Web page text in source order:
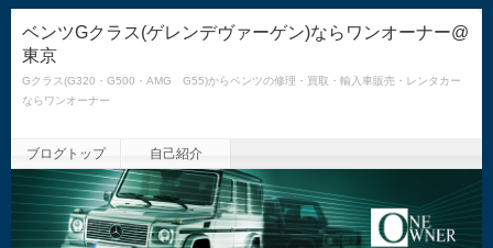
ベンツGクラス(ゲレンデヴァーゲン)ならワンオーナー@
東京
Gクラス(G320・G500・AMG G55)からベンツの修理・買取・輸入車販売・レンタカー
ならワンオーナー
ブログトップ 自己紹介